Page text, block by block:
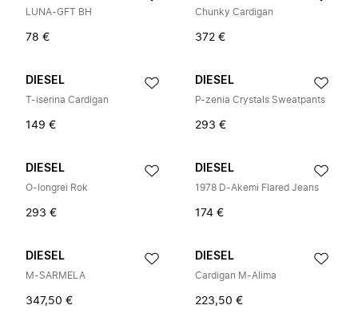
LUNA-GFT BH
78 €
Chunky Cardigan
372 €
DIESEL
T-iserina Cardigan
149 €
DIESEL
P-zenia Crystals Sweatpants
293 €
DIESEL
O-longrei Rok
293 €
DIESEL
1978 D-Akemi Flared Jeans
174 €
DIESEL
M-SARMELA
347,50 €
DIESEL
Cardigan M-Alima
223,50 €